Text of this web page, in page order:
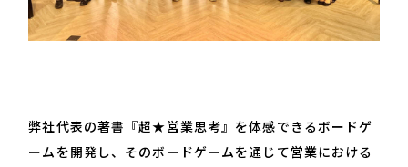
弊社代表の著書『超★営業思考』を体感できるボードゲ
ームを開発し、そのボードゲームを通じて営業における